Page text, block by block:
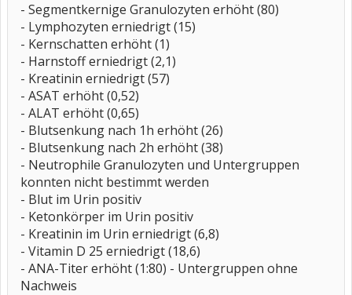
- Segmentkernige Granulozyten erhöht (80)
- Lymphozyten erniedrigt (15)
- Kernschatten erhöht (1)
- Harnstoff erniedrigt (2,1)
- Kreatinin erniedrigt (57)
- ASAT erhöht (0,52)
- ALAT erhöht (0,65)
- Blutsenkung nach 1h erhöht (26)
- Blutsenkung nach 2h erhöht (38)
- Neutrophile Granulozyten und Untergruppen
konnten nicht bestimmt werden
- Blut im Urin positiv
- Ketonkörper im Urin positiv
- Kreatinin im Urin erniedrigt (6,8)
- Vitamin D 25 erniedrigt (18,6)
- ANA-Titer erhöht (1:80) - Untergruppen ohne
Nachweis